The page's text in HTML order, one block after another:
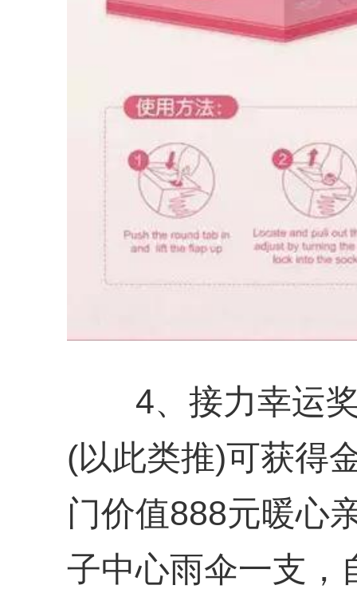
4、接力幸运奖
(以此类推)可获得
门价值888元暖心
子中心雨伞一支，